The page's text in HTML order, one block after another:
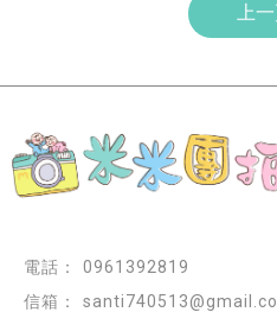
上
0961392819